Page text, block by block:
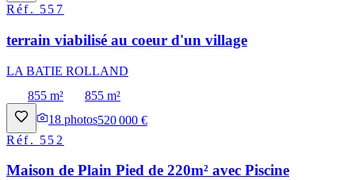
Réf. 557
terrain viabilisé au coeur d'un village
LA BATIE ROLLAND
855 m²
855 m²
18 photos520 000 €
Réf. 552
Maison de Plain Pied de 220m² avec Piscine